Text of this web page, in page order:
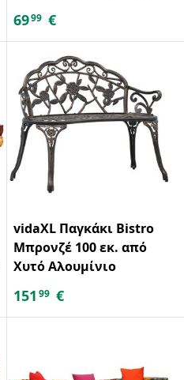
6999 €
vidaXL Παγκάκι Bistro
Μπρονζέ 100 εκ. από
Χυτό Αλουμίνιο
151 99 €